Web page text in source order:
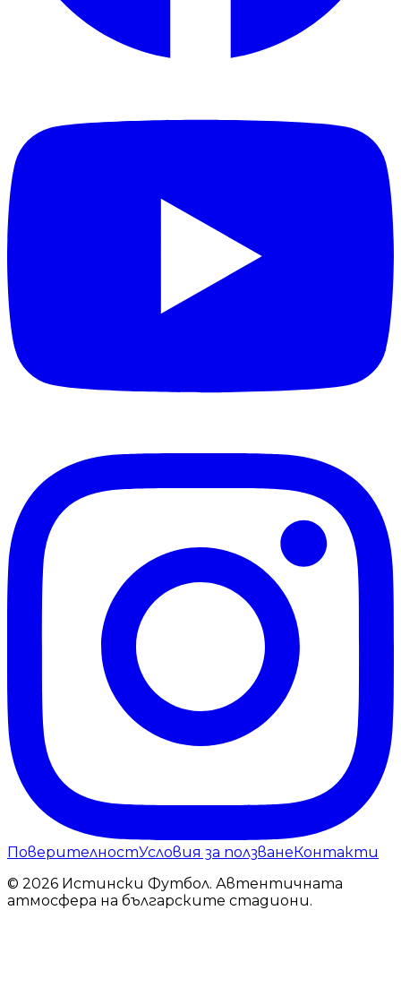
ПоверителностУсловия за ползванеКонтакти
© 2026 Истински Футбол. Автентичната
атмосфера на българските стадиони.